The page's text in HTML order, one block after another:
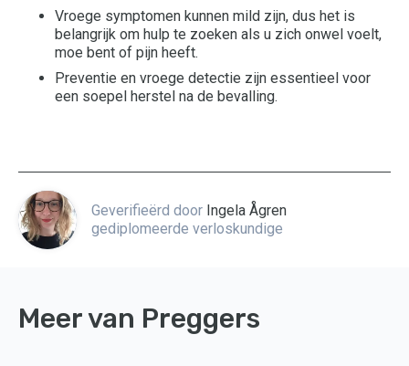
Vroege symptomen kunnen mild zijn, dus het is
belangrijk om hulp te zoeken als u zich onwel voelt,
moe bent of pijn heeft.
Preventie en vroege detectie zijn essentieel voor
een soepel herstel na de bevalling.
Geverifieërd door Ingela Ågren
gediplomeerde verloskundige
Meer van Preggers